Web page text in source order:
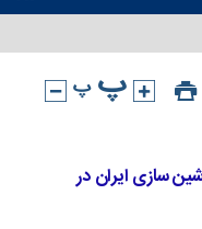
سازی ایران در